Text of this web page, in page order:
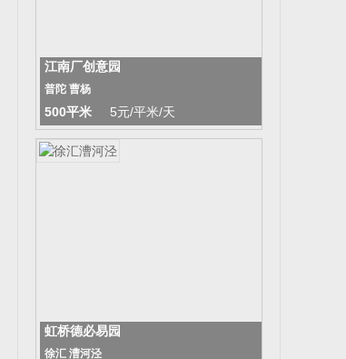
江南厂创意园
普陀 曹杨
500平米 5元/平米/天
虹桥德必易园
徐汇 漕河泾